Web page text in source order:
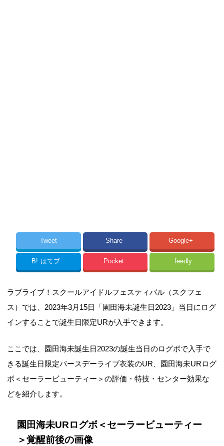
Tweet Share Google+
B! はてブ Pocket feedly
ラブライブ！スクールアイドルフェスティバル（スクフェ
ス）では、2023年3月15日「園田海未誕生日2023」当日にログ
インすることで誕生日限定URが入手できます。
ここでは、園田海未誕生日2023の誕生当日のログボで入手で
きる誕生日限定バースデーライブ衣装のUR、園田海未URログ
ボ＜セーラービューティー＞の評価・特技・センター効果な
どを紹介します。
園田海未URログボ＜セーラービューティー
＞覚醒前後の画像